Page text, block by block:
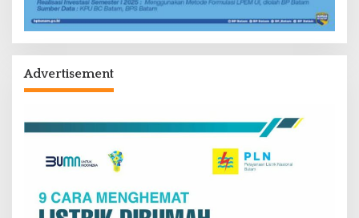
Advertisement